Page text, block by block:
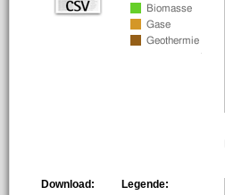
Legende:
Download: